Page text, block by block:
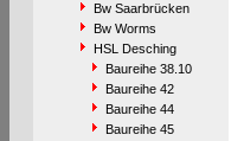
Bw Saarbrücken
Bw Worms
HSL Desching
Baureihe 38.10
Baureihe 42
Baureihe 44
Baureihe 45